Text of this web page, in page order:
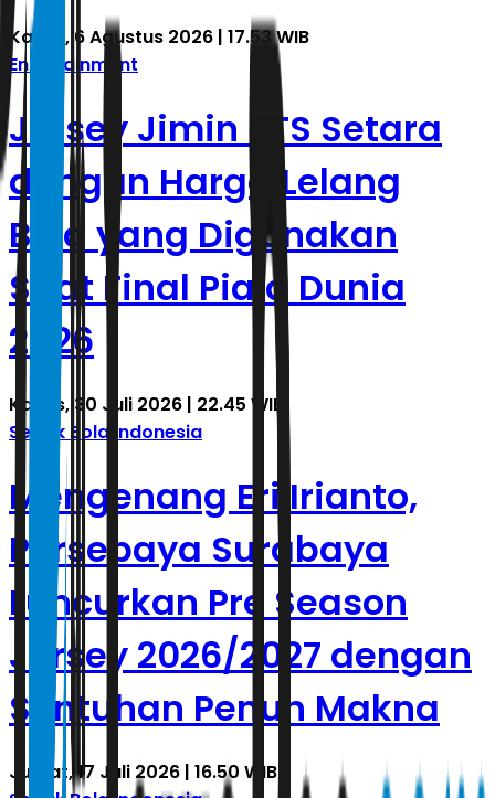
Kamis, 6 Agustus 2026 | 17.53 WIB
Entertainment
Jersey Jimin BTS Setara
dengan Harga Lelang
Bola yang Digunakan
Saat Final Piala Dunia
2026
Kamis, 30 Juli 2026 | 22.45 WIB
Sepak Bola Indonesia
Mengenang Eri Irianto,
Persebaya Surabaya
Luncurkan Pre Season
Jersey 2026/2027 dengan
Sentuhan Penuh Makna
Jumat, 17 Juli 2026 | 16.50 WIB